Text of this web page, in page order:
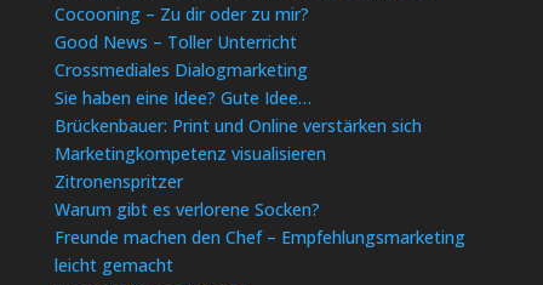
Cocooning – Zu dir oder zu mir?
Good News – Toller Unterricht
Crossmediales Dialogmarketing
Sie haben eine Idee? Gute Idee…
Brückenbauer: Print und Online verstärken sich
Marketingkompetenz visualisieren
Zitronenspritzer
Warum gibt es verlorene Socken?
Freunde machen den Chef – Empfehlungsmarketing
leicht gemacht